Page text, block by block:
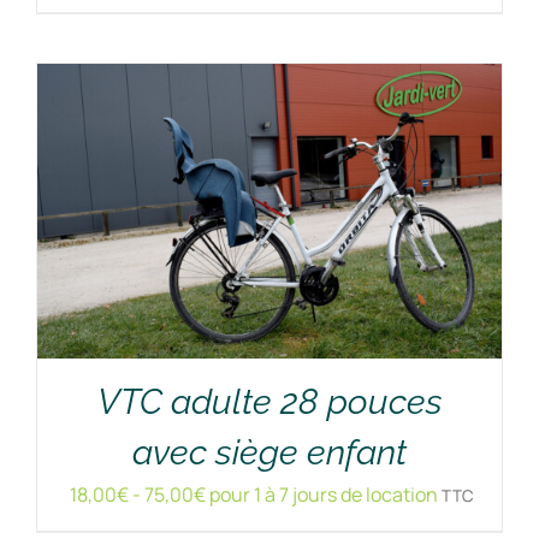
VTC adulte 28 pouces
avec siège enfant
18,00€-75,00€pour 1 à 7 jours de location TTC
RÉSERVER ! DÉTAILS